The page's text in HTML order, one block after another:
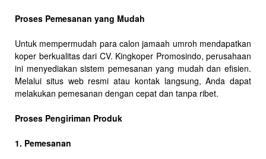
Proses Pemesanan yang Mudah
Untuk mempermudah para calon jamaah umroh mendapatkan
koper berkualitas dari CV. Kingkoper Promosindo, perusahaan
ini menyediakan sistem pemesanan yang mudah dan efisien.
Melalui situs web resmi atau kontak langsung, Anda dapat
melakukan pemesanan dengan cepat dan tanpa ribet.
Proses Pengiriman Produk
1. Pemesanan